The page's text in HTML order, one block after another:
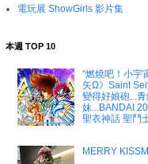
電玩展 ShowGirls 影片集
本週 TOP 10
“燃燒吧！小宇
矢Ω》Saint
變得好娘砲...
妹...BANDAI
聖衣神話 聖鬥
MERRY